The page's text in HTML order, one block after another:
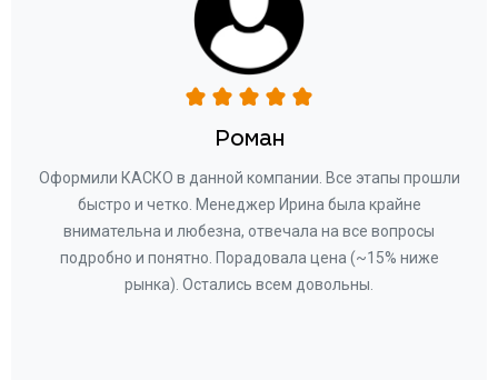
Роман
Оформили КАСКО в данной компании. Все этапы прошли
быстро и четко. Менеджер Ирина была крайне
внимательна и любезна, отвечала на все вопросы
подробно и понятно. Порадовала цена (~15% ниже
рынка). Остались всем довольны.